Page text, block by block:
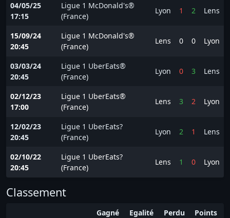
04/05/25
17:15
Ligue 1 McDonald's®
(France)
Lyon 1 2 Lens
15/09/24
20:45
Ligue 1 McDonald's®
(France)
Lens 0 0 Lyon
03/03/24
20:45
Ligue 1 UberEats®
(France)
Lyon 0 3 Lens
02/12/23
17:00
Ligue 1 UberEats®
(France)
Lens 3 2 Lyon
12/02/23
20:45
Ligue 1 UberEats?
(France)
Lyon 2 1 Lens
02/10/22
20:45
Ligue 1 UberEats?
(France)
Lens 1 0 Lyon
Classement
Gagné Egalité Perdu Points